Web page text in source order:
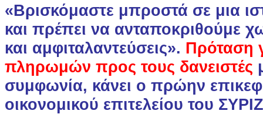
«Βρισκόμαστε μπροστά σε μια
και πρέπει να ανταποκριθούμε
και αμφιταλαντεύσεις». Πρόταση
πληρωμών προς τους δανειστές
συμφωνία, κάνει ο πρώην
οικονομικού επιτελείου του